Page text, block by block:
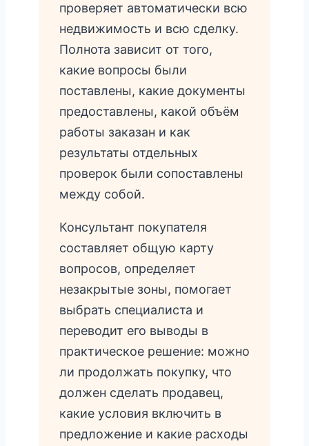
проверяет автоматически всю
недвижимость и всю сделку.
Полнота зависит от того,
какие вопросы были
поставлены, какие документы
предоставлены, какой объём
работы заказан и как
результаты отдельных
проверок были сопоставлены
между собой.
Консультант покупателя
составляет общую карту
вопросов, определяет
незакрытые зоны, помогает
выбрать специалиста и
переводит его выводы в
практическое решение: можно
ли продолжать покупку, что
должен сделать продавец,
какие условия включить в
предложение и какие расходы